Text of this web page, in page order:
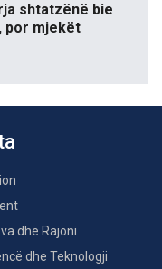
shtatzënë bie
por mjekët
dhe Rajoni
dhe Teknologji